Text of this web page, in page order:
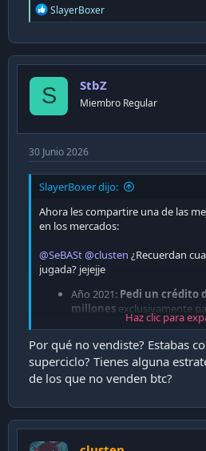
R
e
c
t
o
n
SlayerBoxer
S StbZ
Miembro Regular
30 Junio 2026
SlayerBoxer dijo:
Ahora les compartire una de las
en los mercados:
@SeBASt@clusten ¿Recuerdan
jugada? jejejje
Año 2021: Pedi un crédito
millones exclusivamente
Muchos en Capa9 me
5 años despues me quedan
como pueden ver:
Ver adjunto 48283
¿Resultado?
Haz clic para
Por qué no vendiste? Estabas
superciclo? Tienes alguna
de los que no venden btc?